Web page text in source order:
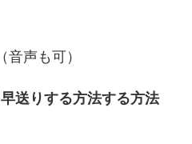
声も可）
送りする方法する方法